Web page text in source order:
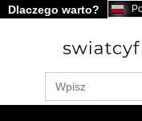
Dlaczego warto?
Search
for: